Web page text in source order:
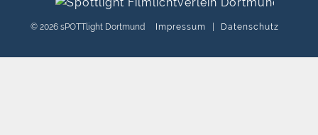
© 2026 sPOTTlight Dortmund Impressum Datenschutz